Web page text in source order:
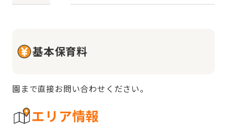
基本保育料
園まで直接お問い合わせください。
エリア情報